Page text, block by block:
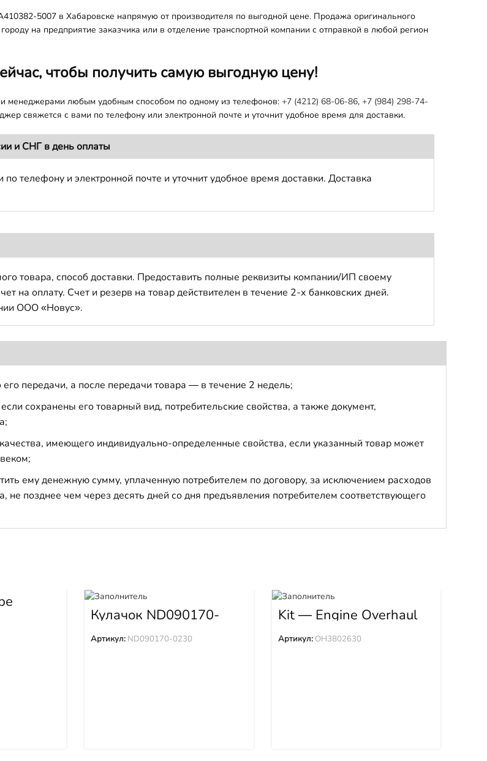
5007 в Хабаровске напрямую от производителя по выгодной цене. Продажа оригинального
на предприятие заказчика или в отделение транспортной компании с отправкой в любой регион
чтобы получить самую выгодную цену!
менеджерами любым удобным способом по одному из телефонов: +7 (4212) 68-06-86, +7 (984) 298-74-
свяжется с вами по телефону или электронной почте и уточнит удобное время для доставки.
и СНГ в день оплаты
телефону и электронной почте и уточнит удобное время доставки. Доставка
товара, способ доставки. Предоставить полные реквизиты компании/ИП своему
на оплату. Счет и резерв на товар действителен в течение 2-х банковских дней.
ООО «Новус».
передачи, а после передачи товара — в течение 2 недель;
сохранены его товарный вид, потребительские свойства, а также документ,
имеющего индивидуально-определенные свойства, если указанный товар может
ему денежную сумму, уплаченную потребителем по договору, за исключением расходов
не позднее чем через десять дней со дня предъявления потребителем соответствующего
Кулачок ND090170-
0230
Артикул: ND090170-0230
Kit — Engine Overhaul
OH3802630
Артикул: OH3802630